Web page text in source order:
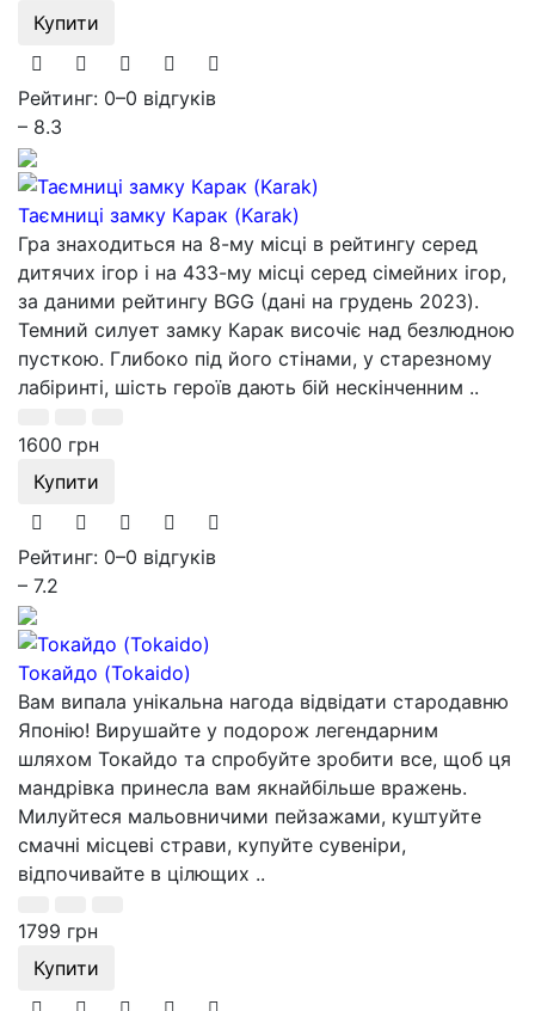
Купити
Рейтинг: 0–0 відгуків
– 8.3
Таємниці замку Карак (Karak)
Гра знаходиться на 8-му місці в рейтингу серед
дитячих ігор і на 433-му місці серед сімейних ігор,
за даними рейтингу BGG (дані на грудень 2023).
Темний силует замку Карак височіє над безлюдною
пусткою. Глибоко під його стінами, у старезному
лабіринті, шість героїв дають бій нескінченним ..
1600 грн
Купити
Рейтинг: 0–0 відгуків
– 7.2
Токайдо (Tokaido)
Вам випала унікальна нагода відвідати стародавню
Японію! Вирушайте у подорож легендарним
шляхом Токайдо та спробуйте зробити все, щоб ця
мандрівка принесла вам якнайбільше вражень.
Милуйтеся мальовничими пейзажами, куштуйте
смачні місцеві страви, купуйте сувеніри,
відпочивайте в цілющих ..
1799 грн
Купити